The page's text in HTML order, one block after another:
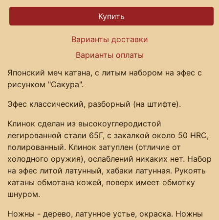
Варианты доставки
Варианты оплаты
Японский меч катана, с литым набором на эфес с
рисунком "Сакура".
Эфес классический, разборный (на штифте).
Клинок сделан из высокоуглеродистой
легированной стали 65Г, с закалкой около 50 HRC,
полированный. Клинок затуплен (отличие от
холодного оружия), ослаблений никаких нет. Набор
на эфес литой латунный, хабаки латунная. Рукоять
катаны обмотана кожей, поверх имеет обмотку
шнуром.
Ножны - дерево, латунное устье, окраска. Ножны